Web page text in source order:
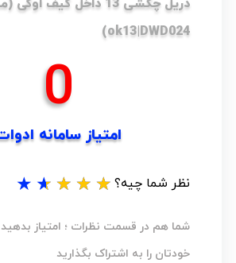
دریل چکشی 13 داخل کیف
ok13|DWD024)
امتیاز سامانه
0
نظر شما چیه؟ ★
★
★
★
★
شما هم در قسمت نظرات ؛ امتیاز
خودتان را به اشتراک بگذارید